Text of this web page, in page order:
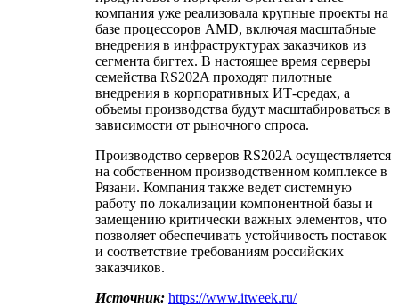
компания уже реализовала крупные проекты на
базе процессоров AMD, включая масштабные
внедрения в инфраструктурах заказчиков из
сегмента бигтех. В настоящее время серверы
семейства RS202A проходят пилотные
внедрения в корпоративных ИТ-средах, а
объемы производства будут масштабироваться в
зависимости от рыночного спроса.
Производство серверов RS202A осуществляется
на собственном производственном комплексе в
Рязани. Компания также ведет системную
работу по локализации компонентной базы и
замещению критически важных элементов, что
позволяет обеспечивать устойчивость поставок
и соответствие требованиям российских
заказчиков.
Источник: https://www.itweek.ru/